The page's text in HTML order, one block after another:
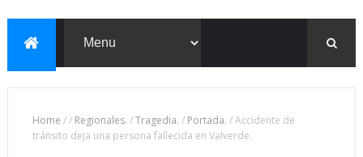
Home // Regionales. /Tragedia. / Portada. /Accidente de
tránsito deja una persona fallecida en Valverde.